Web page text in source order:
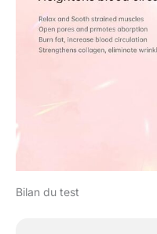
Bilan du test